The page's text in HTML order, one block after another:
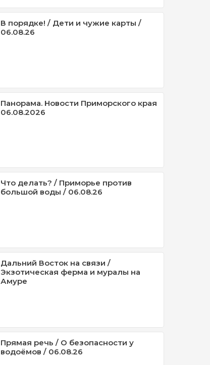
В порядке! / Дети и чужие карты /
06.08.26
Панорама. Новости Приморского края
06.08.2026
Что делать? / Приморье против
большой воды / 06.08.26
Дальний Восток на связи /
Экзотическая ферма и муралы на
Амуре
Прямая речь / О безопасности у
водоёмов / 06.08.26